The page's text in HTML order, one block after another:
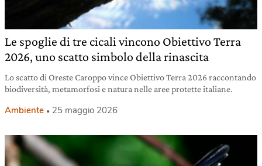
Le spoglie di tre cicali vincono Obiettivo Terra
2026, uno scatto simbolo della rinascita
Lo scatto di Oreste Caroppo vince Obiettivo Terra 2026 raccontando
biodiversità, metamorfosi e natura nelle aree protette italiane.
Ambiente 25 maggio 2026